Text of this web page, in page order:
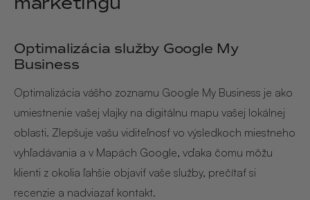
Optimalizácia služby Google My
Business
Optimalizácia vášho zoznamu Google My Business je ako
umiestnenie vašej vlajky na digitálnu mapu vašej lokálnej
oblasti. Zlepšuje vašu viditeľnosť vo výsledkoch miestneho
vyhľadávania a v Mapách Google, vďaka čomu môžu
klienti z okolia ľahšie objaviť vaše služby, prečítať si
recenzie a nadviazať kontakt.